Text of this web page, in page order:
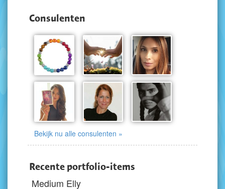
Consulenten
Bekijk nu alle consulenten »
Recente portfolio-items
Medium Elly